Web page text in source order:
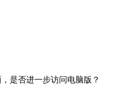
是否进一步访问电脑版？